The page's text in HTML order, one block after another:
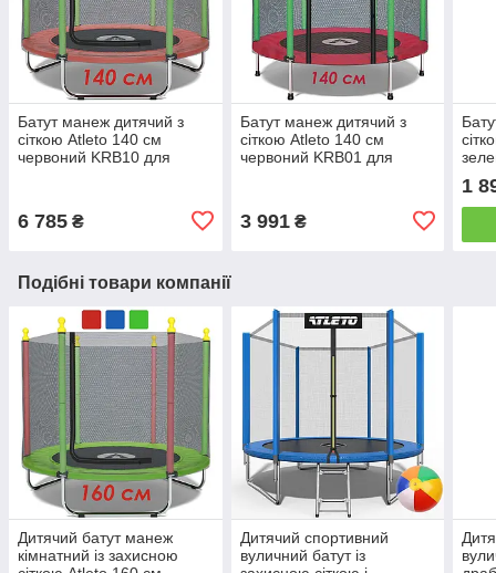
Батут манеж дитячий з
сіткою Atleto 140 см
червоний KRB10 для
6 785 ₴
Батут манеж дитячий з
сіткою Atleto 140 см
червоний KRB01 для
3 991₴
1
Подібні товари компанії
Дитячий батут манеж
кімнатний із захисною
Дитячий спортивний
вуличний батут із